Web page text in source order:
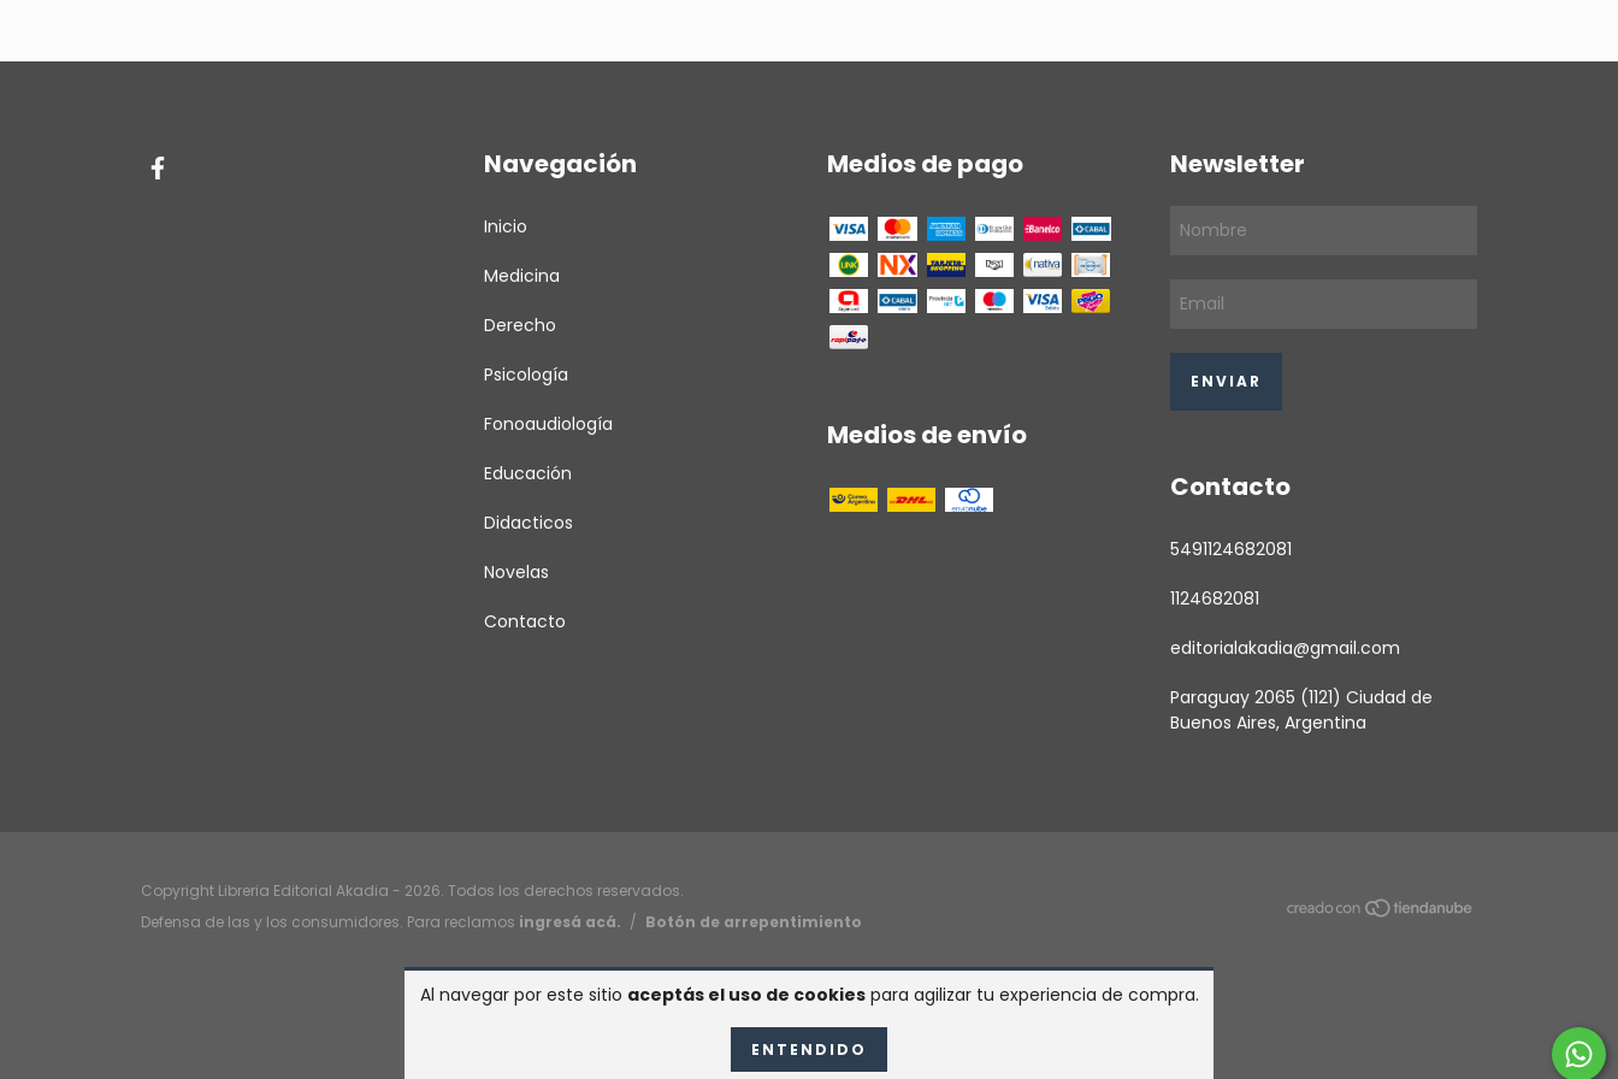
Al navegar por este sitio aceptás el uso de cookiespara agilizar tu experiencia de compra.
ENTENDIDO
Navegación
Inicio
Medicina
Derecho
Psicología
Fonoaudiología
Educación
Didacticos
Novelas
Contacto
Medios de pago
Medios de envío
Newsletter
Contacto
5491124682081
1124682081
editorialakadia@gmail.com
Paraguay 2065 (1121) Ciudad de
Buenos Aires, Argentina
Copyright Libreria Editorial Akadia - 2026. Todos los derechos reservados.
Defensa de las y los consumidores. Para reclamos ingresá acá. / Botón de arrepentimiento